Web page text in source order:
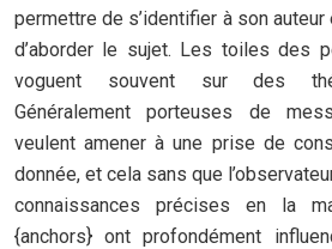
permettre de s’identifier à son auteur
d’aborder le sujet. Les toiles des
voguent souvent sur des
Généralement porteuses de
veulent amener à une prise de
donnée, et cela sans que
connaissances précises en la
{anchors} ont profondément